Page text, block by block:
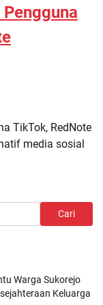
TikTok, RedNote
media sosial
Cari
Warga Sukorejo
Keluarga